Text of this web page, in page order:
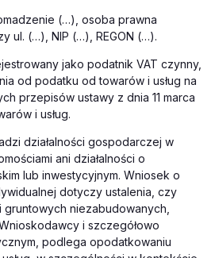
(…), osoba prawna
ul. (…), NIP (…), REGON (…).
jako podatnik VAT czynny,
od podatku od towarów i usług na
przepisów ustawy z dnia 11 marca
i usług.
działalności gospodarczej w
ani działalności o
lub inwestycyjnym. Wniosek o
dotyczy ustalenia, czy
niezabudowanych,
i szczegółowo
podlega opodatkowaniu